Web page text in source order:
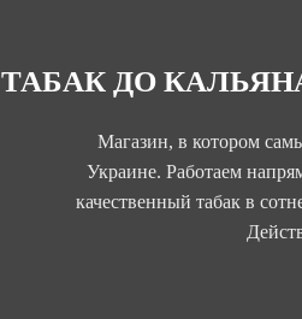
ТАБАК ДО
Магазин, в котором
Украине. Работаем
качественный табак в